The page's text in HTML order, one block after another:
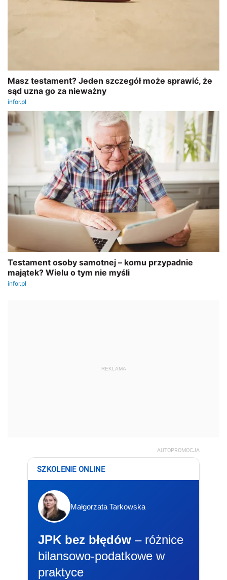
REKLAMA
AUTOPROMOCJA
SZKOLENIE ONLINE
Małgorzata Tarkowska
JPK bez błędów – różnice
bilansowo-podatkowe w
praktyce